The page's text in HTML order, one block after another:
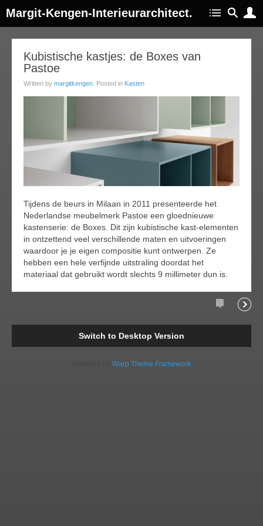
Margit-Kengen-Interieurarchitect.
Kubistische kastjes: de Boxes van
Pastoe
Written by margitkengen . Posted in Kasten
Tijdens de beurs in Milaan in 2011 presenteerde het
Nederlandse meubelmerk Pastoe een gloednieuwe
kastenserie: de Boxes. Dit zijn kubistische kast-elementen
in ontzettend veel verschillende maten en uitvoeringen
waardoor je je eigen compositie kunt ontwerpen. Ze
hebben een hele verfijnde uitstraling doordat het
materiaal dat gebruikt wordt slechts 9 millimeter dun is.
Comments
Switch to Desktop Version
Warp Theme Framework